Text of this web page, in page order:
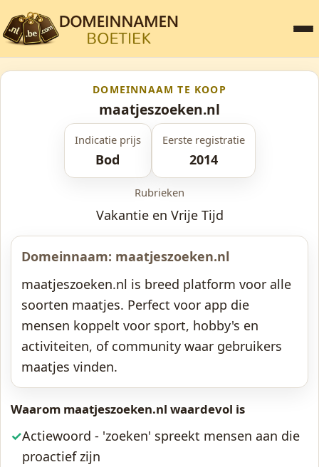
DOMEINNAAM TE KOOP
maatjeszoeken.nl
Indicatie prijs
Bod
Eerste registratie
2014
Rubrieken
Vakantie en Vrije Tijd
Domeinnaam: maatjeszoeken.nl
maatjeszoeken.nl is breed platform voor alle
soorten maatjes. Perfect voor app die
mensen koppelt voor sport, hobby's en
activiteiten, of community waar gebruikers
maatjes vinden.
Waarom maatjeszoeken.nl waardevol is
✓Actiewoord - 'zoeken' spreekt mensen aan die
proactief zijn